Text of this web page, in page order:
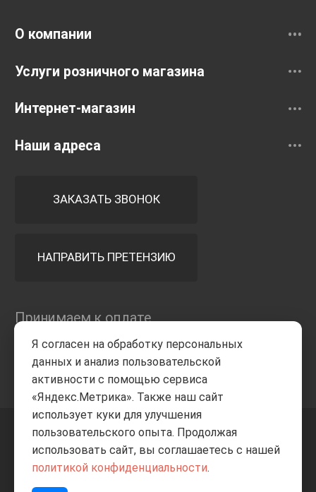
О компании
Услуги розничного магазина
Интернет-магазин
Наши адреса
ЗАКАЗАТЬ ЗВОНОК
НАПРАВИТЬ ПРЕТЕНЗИЮ
Принимаем к оплате
+7 8332205-805 ВВЕРХ
Я согласен на обработку персональных
данных и анализ пользовательской
активности с помощью сервиса
«Яндекс.Метрика». Также наш сайт
использует куки для улучшения
пользовательского опыта. Продолжая
использовать сайт, вы соглашаетесь с нашей
политикой конфиденциальности.